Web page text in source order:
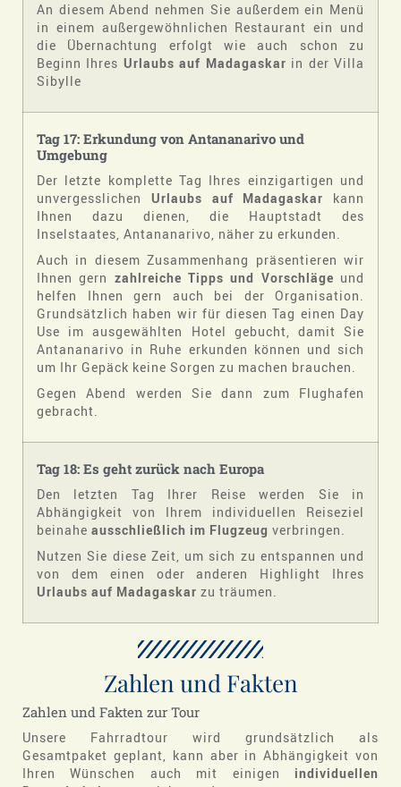
An diesem Abend nehmen Sie außerdem ein Menü
in einem außergewöhnlichen Restaurant ein und
die Übernachtung erfolgt wie auch schon zu
Beginn Ihres Urlaubs auf Madagaskar in der Villa
Sibylle
Tag 17: Erkundung von Antananarivo und
Umgebung
Der letzte komplette Tag Ihres einzigartigen und
unvergesslichen Urlaubs auf Madagaskar kann
Ihnen dazu dienen, die Hauptstadt des
Inselstaates, Antananarivo, näher zu erkunden.
Auch in diesem Zusammenhang präsentieren wir
Ihnen gern zahlreiche Tipps und Vorschläge und
helfen Ihnen gern auch bei der Organisation.
Grundsätzlich haben wir für diesen Tag einen Day
Use im ausgewählten Hotel gebucht, damit Sie
Antananarivo in Ruhe erkunden können und sich
um Ihr Gepäck keine Sorgen zu machen brauchen.
Gegen Abend werden Sie dann zum Flughafen
gebracht.
Tag 18: Es geht zurück nach Europa
Den letzten Tag Ihrer Reise werden Sie in
Abhängigkeit von Ihrem individuellen Reiseziel
beinahe ausschließlich im Flugzeug verbringen.
Nutzen Sie diese Zeit, um sich zu entspannen und
von dem einen oder anderen Highlight Ihres
Urlaubs auf Madagaskar zu träumen.
Zahlen und Fakten
Zahlen und Fakten zur Tour
Unsere Fahrradtour wird grundsätzlich als
Gesamtpaket geplant, kann aber in Abhängigkeit von
Ihren Wünschen auch mit einigen individuellen